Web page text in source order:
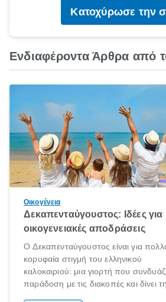
Κατοχύρωσε την
Ενδιαφέροντα Άρθρα από
Οικογένεια
Δεκαπενταύγουστος: Ιδέες για
οικογενειακές αποδράσεις
Ο Δεκαπενταύγουστος είναι για
κορυφαία στιγμή του ελληνικού
καλοκαιριού: μια γιορτή που
παράδοση με τις διακοπές και δίνει